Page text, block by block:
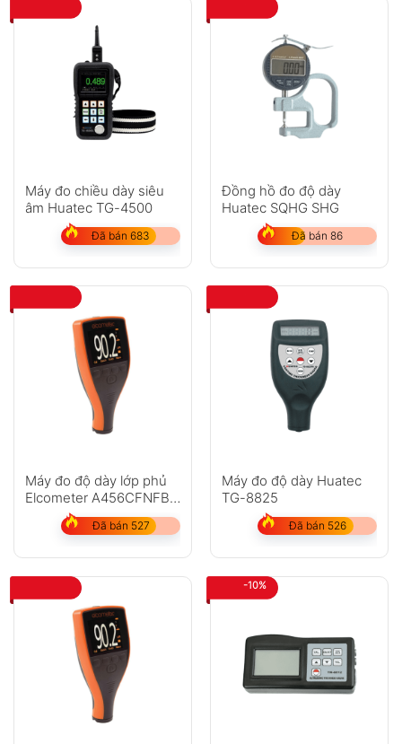
Máy đo chiều dày siêu
âm Huatec TG-4500
Đã bán 683
Đồng hồ đo độ dày
Huatec SQHG SHG
Đã bán 86
Máy đo độ dày lớp phủ
Elcometer A456CFNFBS
(Chưa bao gồm đầu dò)
Đã bán 527
Máy đo độ dày Huatec
TG-8825
Đã bán 526
-10%